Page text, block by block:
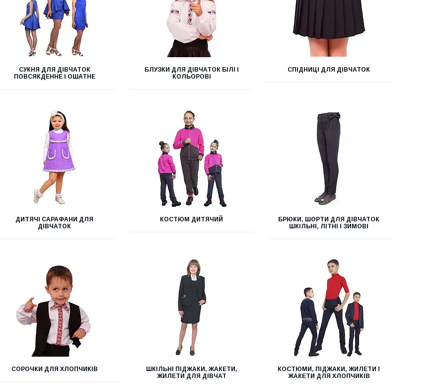
СУКНЯ ДЛЯ ДІВЧАТОК
ПОВСЯКДЕННЕ І ОШАТНЕ
БЛУЗКИ ДЛЯ ДІВЧАТОК БІЛІ І
КОЛЬОРОВІ
СПІДНИЦІ ДЛЯ ДІВЧАТОК
ДИТЯЧІ САРАФАНИ ДЛЯ
ДІВЧАТОК
КОСТЮМ ДИТЯЧИЙ
БРЮКИ, ШОРТИ ДЛЯ ДІВЧАТОК
ШКІЛЬНІ, ЛІТНІ І ЗИМОВІ
СОРОЧКИ ДЛЯ ХЛОПЧИКІВ
ШКІЛЬНІ ПІДЖАКИ, ЖАКЕТИ,
ЖИЛЕТИ ДЛЯ ДІВЧАТ
КОСТЮМИ, ПІДЖАКИ, ЖИЛЕТИ І
ЖАКЕТИ ДЛЯ ХЛОПЧИКІВ